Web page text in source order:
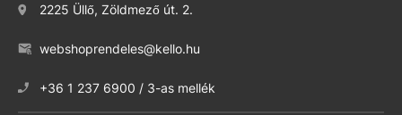
2225 Üllő, Zöldmező út. 2.
webshoprendeles@kello.hu
+36 1 237 6900 / 3-as mellék